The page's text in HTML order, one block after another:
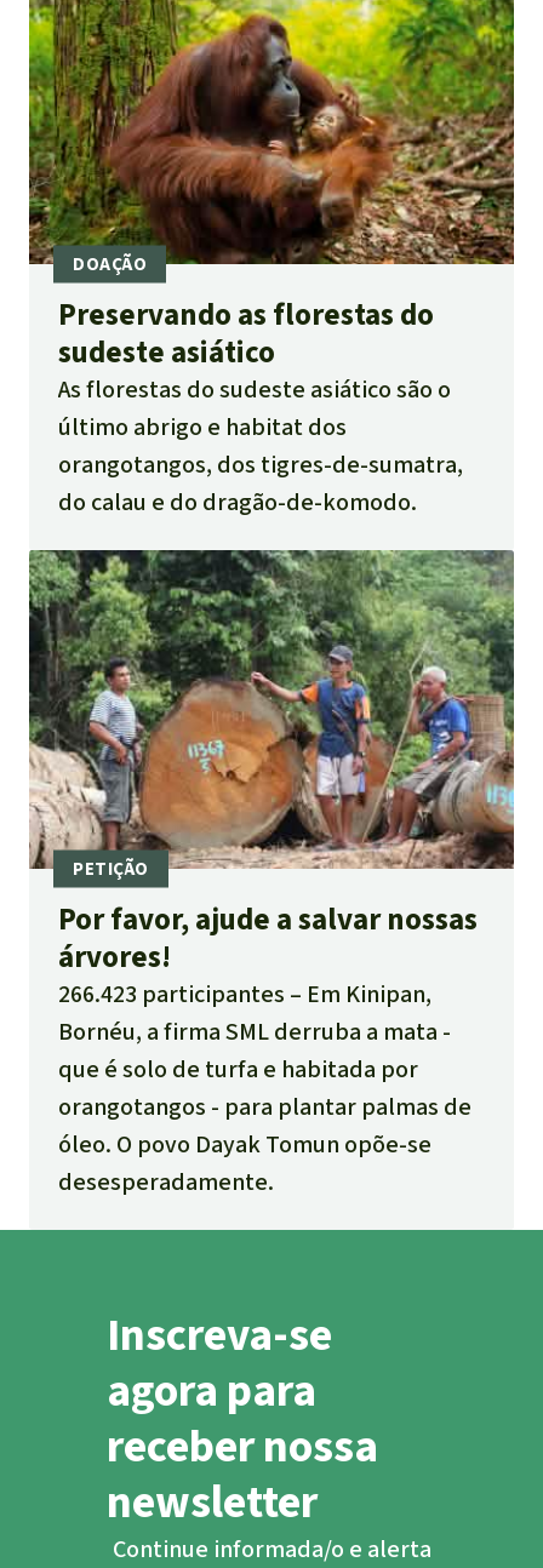
Preservando as florestas do
sudeste asiático
As florestas do sudeste asiático são o
último abrigo e habitat dos
orangotangos, dos tigres-de-sumatra,
do calau e do dragão-de-komodo.
Por favor, ajude a salvar nossas
árvores!
266.423 participantes
Em Kinipan,
Bornéu, a firma SML derruba a mata -
que é solo de turfa e habitada por
orangotangos - para plantar palmas de
óleo. O povo Dayak Tomun opõe-se
desesperadamente.
Inscreva-se
agora para
receber nossa
newsletter
Continue informada/o e alerta